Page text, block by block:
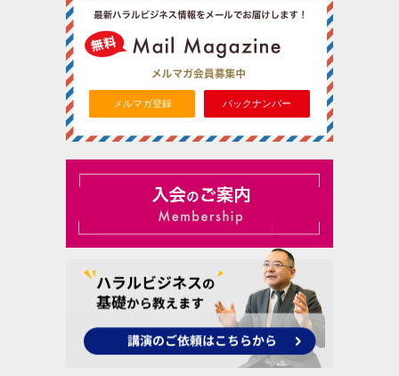
メルマガ登録 バックナンバー